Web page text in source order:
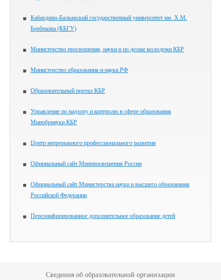
Кабардино-Балкарский государственный университет им. Х.М.
Бербекова (КБГУ)
Министерство просвещения, науки и по делам молодежи КБР
Министерство образования и науки РФ
Образовательный портал КБР
Управление по надзору и контролю в сфере образования
Минобрнауки КБР
Центр непрерывного профессионального развития
Официальный сайт Минпросвещения России
Официальный сайт Министерства науки и высшего образования
Российской Федерации
Персонифицированное дополнительное образование детей
Сведения об образовательной организации